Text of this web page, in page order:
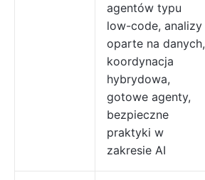
agentów typu
low-code, analizy
oparte na danych,
koordynacja
hybrydowa,
gotowe agenty,
bezpieczne
praktyki w
zakresie AI